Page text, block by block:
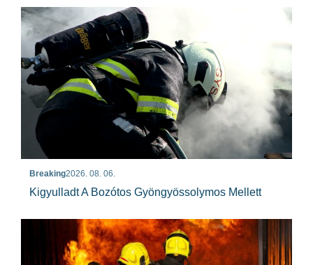
Breaking2026. 08. 06.
Kigyulladt A Bozótos Gyöngyössolymos Mellett